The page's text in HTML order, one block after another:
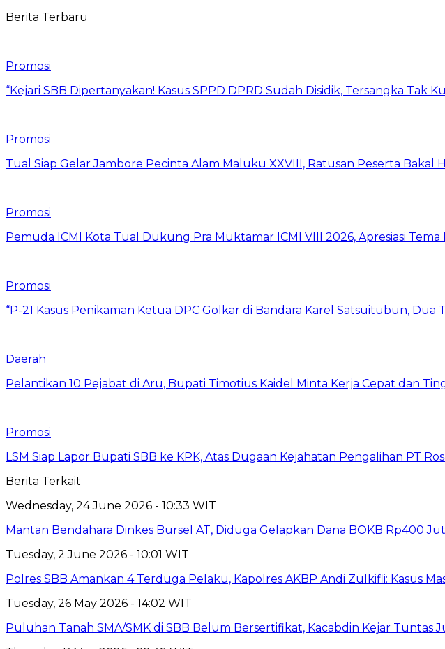
Berita Terbaru
Promosi
“Kejari SBB Dipertanyakan! Kasus SPPD DPRD Sudah Disidik, Tersangka Tak
Promosi
Tual Siap Gelar Jambore Pecinta Alam Maluku XXVIII, Ratusan Peserta Bakal
Promosi
Pemuda ICMI Kota Tual Dukung Pra Muktamar ICMI VIII 2026, Apresiasi
Promosi
“P-21 Kasus Penikaman Ketua DPC Golkar di Bandara Karel Satsuitubun, Dua
Daerah
Pelantikan 10 Pejabat di Aru, Bupati Timotius Kaidel Minta Kerja Cepat dan
Promosi
LSM Siap Lapor Bupati SBB ke KPK, Atas Dugaan Kejahatan Pengalihan PT
Berita Terkait
Wednesday, 24 June 2026 - 10:33 WIT
Mantan Bendahara Dinkes Bursel AT, Diduga Gelapkan Dana BOKB Rp400
Tuesday, 2 June 2026 - 10:01 WIT
Polres SBB Amankan 4 Terduga Pelaku, Kapolres AKBP Andi Zulkifli: Kasus
Tuesday, 26 May 2026 - 14:02 WIT
Puluhan Tanah SMA/SMK di SBB Belum Bersertifikat, Kacabdin Kejar Tuntas